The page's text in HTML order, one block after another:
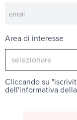
Area di interesse
Cliccando su
dell'informativa